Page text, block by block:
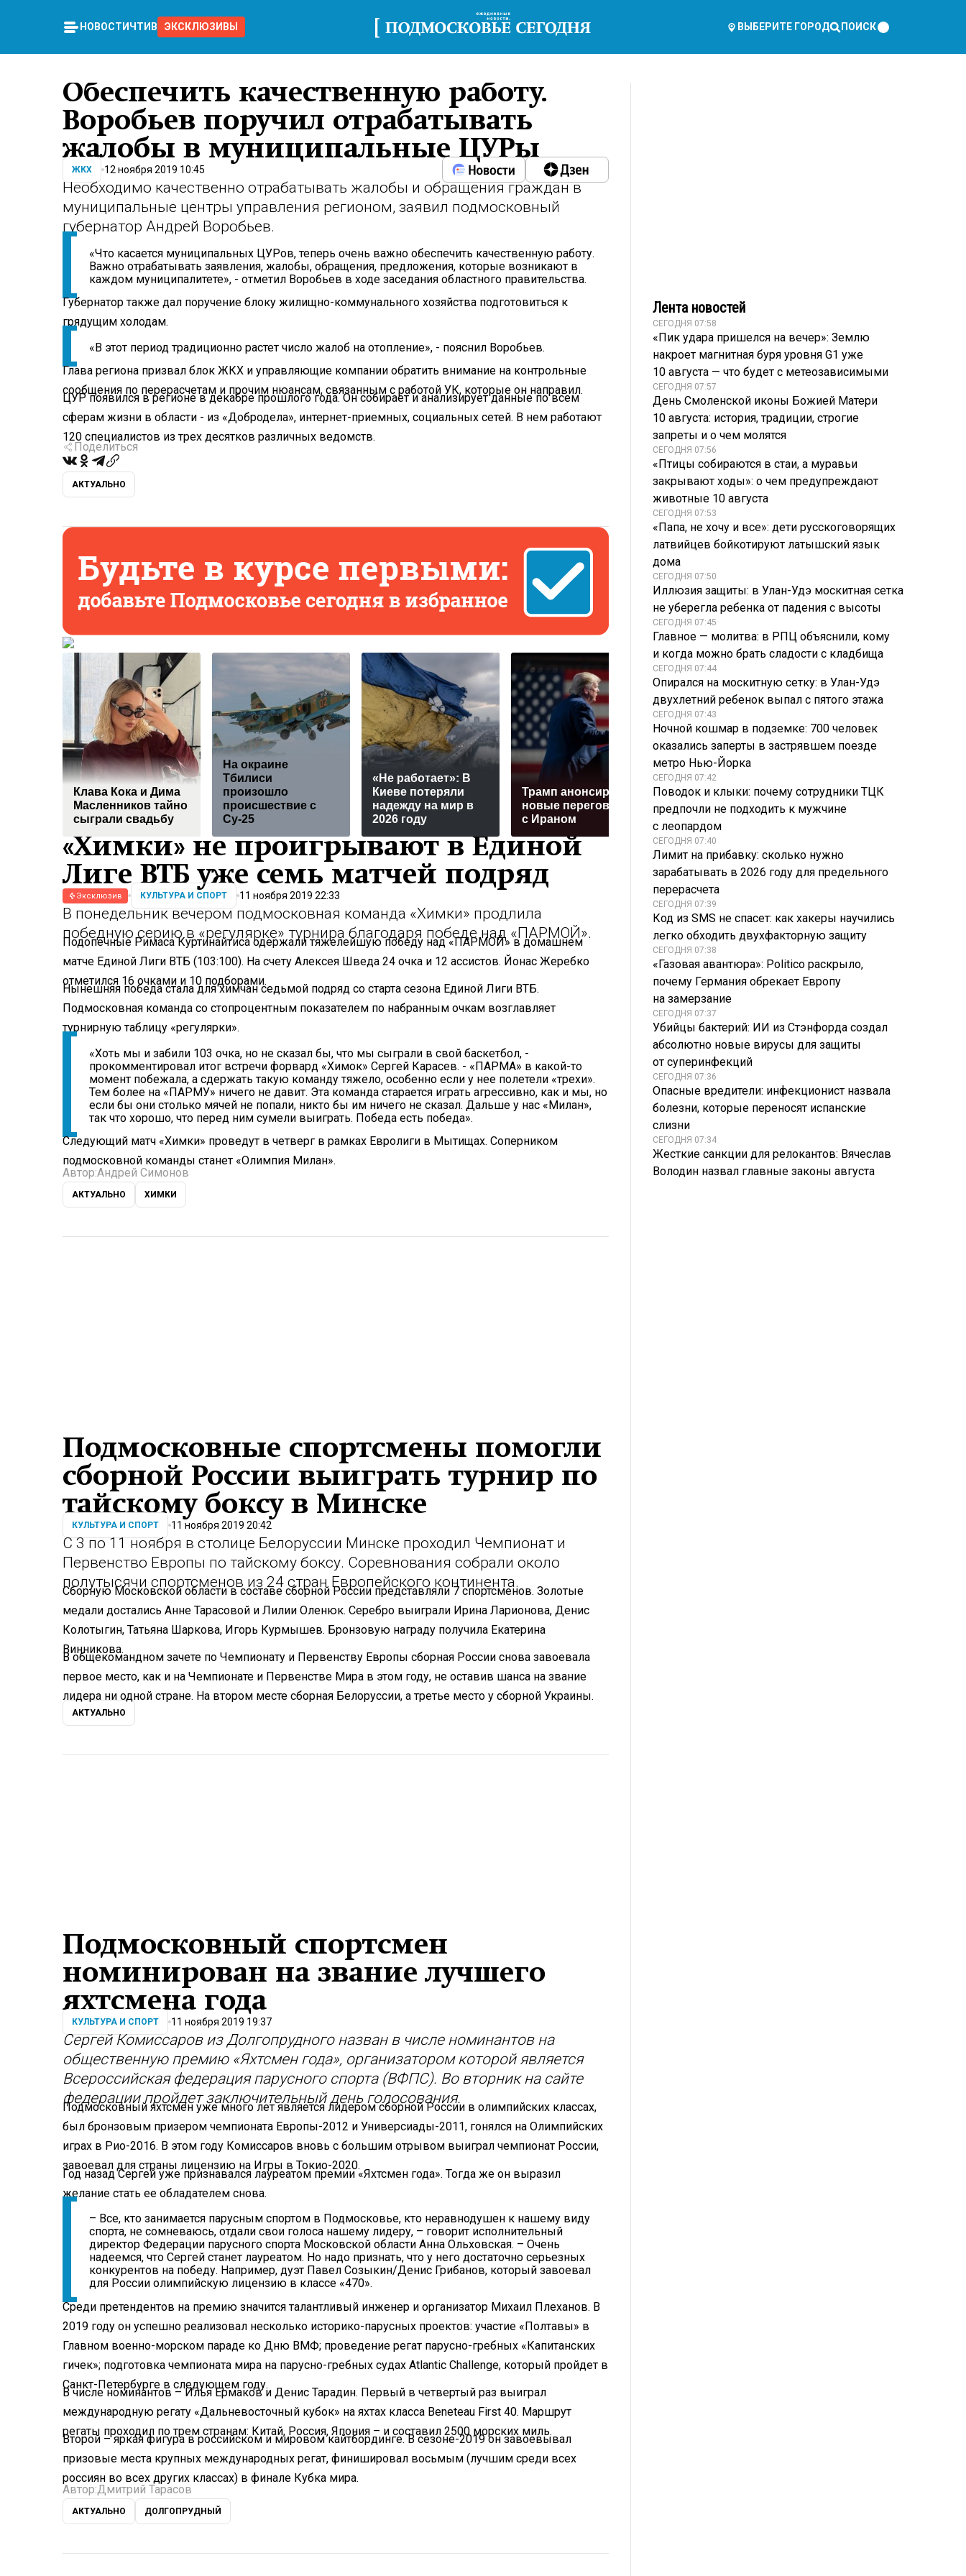
НОВОСТИ ЧТИВО ЭКСКЛЮЗИВЫ ВЫБЕРИТЕ ГОРОД ПОИСК
Обеспечить качественную работу.
Воробьев поручил отрабатывать
жалобы в муниципальные ЦУРы
ЖКХ 12 ноября 2019 10:45
Необходимо качественно отрабатывать жалобы и обращения граждан в
муниципальные центры управления регионом, заявил подмосковный
губернатор Андрей Воробьев.
«Что касается муниципальных ЦУРов, теперь очень важно обеспечить качественную работу.
Важно отрабатывать заявления, жалобы, обращения, предложения, которые возникают в
каждом муниципалитете», - отметил Воробьев в ходе заседания областного правительства.
Губернатор также дал поручение блоку жилищно-коммунального хозяйства подготовиться к
грядущим холодам.
«В этот период традиционно растет число жалоб на отопление», - пояснил Воробьев.
Глава региона призвал блок ЖКХ и управляющие компании обратить внимание на контрольные
сообщения по перерасчетам и прочим нюансам, связанным с работой УК, которые он направил.
ЦУР появился в регионе в декабре прошлого года. Он собирает и анализирует данные по всем
сферам жизни в области - из «Добродела», интернет-приемных, социальных сетей. В нем работают
120 специалистов из трех десятков различных ведомств.
Поделиться
АКТУАЛЬНО
Клава Кока и Дима
Масленников тайно
сыграли свадьбу
На окраине
Тбилиси
произошло
происшествие с
Су-25
«Не работает»: В
Киеве потеряли
надежду на мир в
2026 году
Трамп анонсировал
новые переговоры
с Ираном
Туск пригрозил
Украине - детали
Почему Ближний
Восток на грани
«Химки» не проигрывают в Единой
Лиге ВТБ уже семь матчей подряд
Эксклюзив КУЛЬТУРА И СПОРТ 11 ноября 2019 22:33
В понедельник вечером подмосковная команда «Химки» продлила
победную серию в «регулярке» турнира благодаря победе над «ПАРМОЙ».
Подопечные Римаса Куртинайтиса одержали тяжелейшую победу над «ПАРМОЙ» в домашнем
матче Единой Лиги ВТБ (103:100). На счету Алексея Шведа 24 очка и 12 ассистов. Йонас Жеребко
отметился 16 очками и 10 подборами.
Нынешняя победа стала для химчан седьмой подряд со старта сезона Единой Лиги ВТБ.
Подмосковная команда со стопроцентным показателем по набранным очкам возглавляет
турнирную таблицу «регулярки».
«Хоть мы и забили 103 очка, но не сказал бы, что мы сыграли в свой баскетбол, -
прокомментировал итог встречи форвард «Химок» Сергей Карасев. - «ПАРМА» в какой-то
момент побежала, а сдержать такую команду тяжело, особенно если у нее полетели «трехи».
Тем более на «ПАРМУ» ничего не давит. Эта команда старается играть агрессивно, как и мы, но
если бы они столько мячей не попали, никто бы им ничего не сказал. Дальше у нас «Милан»,
так что хорошо, что перед ним сумели выиграть. Победа есть победа».
Следующий матч «Химки» проведут в четверг в рамках Евролиги в Мытищах. Соперником
подмосковной команды станет «Олимпия Милан».
Автор:Андрей Симонов
АКТУАЛЬНО ХИМКИ
Подмосковные спортсмены помогли
сборной России выиграть турнир по
тайскому боксу в Минске
КУЛЬТУРА И СПОРТ 11 ноября 2019 20:42
С 3 по 11 ноября в столице Белоруссии Минске проходил Чемпионат и
Первенство Европы по тайскому боксу. Соревнования собрали около
полутысячи спортсменов из 24 стран Европейского континента.
Сборную Московской области в составе сборной России представляли 7 спортсменов. Золотые
медали достались Анне Тарасовой и Лилии Оленюк. Серебро выиграли Ирина Ларионова, Денис
Колотыгин, Татьяна Шаркова, Игорь Курмышев. Бронзовую награду получила Екатерина
Винникова.
В общекомандном зачете по Чемпионату и Первенству Европы сборная России снова завоевала
первое место, как и на Чемпионате и Первенстве Мира в этом году, не оставив шанса на звание
лидера ни одной стране. На втором месте сборная Белоруссии, а третье место у сборной Украины.
АКТУАЛЬНО
Подмосковный спортсмен
номинирован на звание лучшего
яхтсмена года
КУЛЬТУРА И СПОРТ 11 ноября 2019 19:37
Сергей Комиссаров из Долгопрудного назван в числе номинантов на
общественную премию «Яхтсмен года», организатором которой является
Всероссийская федерация парусного спорта (ВФПС). Во вторник на сайте
федерации пройдет заключительный день голосования.
Подмосковный яхтсмен уже много лет является лидером сборной России в олимпийских классах,
был бронзовым призером чемпионата Европы-2012 и Универсиады-2011, гонялся на Олимпийских
играх в Рио-2016. В этом году Комиссаров вновь с большим отрывом выиграл чемпионат России,
завоевал для страны лицензию на Игры в Токио-2020.
Год назад Сергей уже признавался лауреатом премии «Яхтсмен года». Тогда же он выразил
желание стать ее обладателем снова.
– Все, кто занимается парусным спортом в Подмосковье, кто неравнодушен к нашему виду
спорта, не сомневаюсь, отдали свои голоса нашему лидеру, – говорит исполнительный
директор Федерации парусного спорта Московской области Анна Ольховская. – Очень
надеемся, что Сергей станет лауреатом. Но надо признать, что у него достаточно серьезных
конкурентов на победу. Например, дуэт Павел Созыкин/Денис Грибанов, который завоевал
для России олимпийскую лицензию в классе «470».
Среди претендентов на премию значится талантливый инженер и организатор Михаил Плеханов. В
2019 году он успешно реализовал несколько историко-парусных проектов: участие «Полтавы» в
Главном военно-морском параде ко Дню ВМФ; проведение регат парусно-гребных «Капитанских
гичек»; подготовка чемпионата мира на парусно-гребных судах Atlantic Challenge, который пройдет в
Санкт-Петербурге в следующем году.
В числе номинантов – Илья Ермаков и Денис Тарадин. Первый в четвертый раз выиграл
международную регату «Дальневосточный кубок» на яхтах класса Beneteau First 40. Маршрут
регаты проходил по трем странам: Китай, Россия, Япония – и составил 2500 морских миль.
Второй – яркая фигура в российском и мировом кайтбординге. В сезоне-2019 он завоевывал
призовые места крупных международных регат, финишировал восьмым (лучшим среди всех
россиян во всех других классах) в финале Кубка мира.
Автор:Дмитрий Тарасов
АКТУАЛЬНО ДОЛГОПРУДНЫЙ
Лента новостей
СЕГОДНЯ 07:58
«Пик удара пришелся на вечер»: Землю
накроет магнитная буря уровня G1 уже
10 августа — что будет с метеозависимыми
СЕГОДНЯ 07:57
День Смоленской иконы Божией Матери
10 августа: история, традиции, строгие
запреты и о чем молятся
СЕГОДНЯ 07:56
«Птицы собираются в стаи, а муравьи
закрывают ходы»: о чем предупреждают
животные 10 августа
СЕГОДНЯ 07:53
«Папа, не хочу и все»: дети русскоговорящих
латвийцев бойкотируют латышский язык
дома
СЕГОДНЯ 07:50
Иллюзия защиты: в Улан-Удэ москитная сетка
не уберегла ребенка от падения с высоты
СЕГОДНЯ 07:45
Главное — молитва: в РПЦ объяснили, кому
и когда можно брать сладости с кладбища
СЕГОДНЯ 07:44
Опирался на москитную сетку: в Улан-Удэ
двухлетний ребенок выпал с пятого этажа
СЕГОДНЯ 07:43
Ночной кошмар в подземке: 700 человек
оказались заперты в застрявшем поезде
метро Нью-Йорка
СЕГОДНЯ 07:42
Поводок и клыки: почему сотрудники ТЦК
предпочли не подходить к мужчине
с леопардом
СЕГОДНЯ 07:40
Лимит на прибавку: сколько нужно
зарабатывать в 2026 году для предельного
перерасчета
СЕГОДНЯ 07:39
Код из SMS не спасет: как хакеры научились
легко обходить двухфакторную защиту
СЕГОДНЯ 07:38
«Газовая авантюра»: Politico раскрыло,
почему Германия обрекает Европу
на замерзание
СЕГОДНЯ 07:37
Убийцы бактерий: ИИ из Стэнфорда создал
абсолютно новые вирусы для защиты
от суперинфекций
СЕГОДНЯ 07:36
Опасные вредители: инфекционист назвала
болезни, которые переносят испанские
слизни
СЕГОДНЯ 07:34
Жесткие санкции для релокантов: Вячеслав
Володин назвал главные законы августа